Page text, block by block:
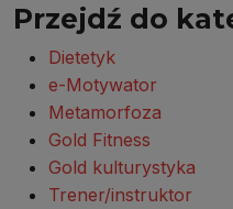
Przejdź do
Dietetyk
e-Motywator
Metamorfoza
Gold Fitness
Gold kulturystyka
Trener/instruktor